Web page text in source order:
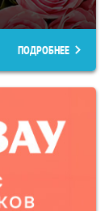
ПОДРОБНЕЕ